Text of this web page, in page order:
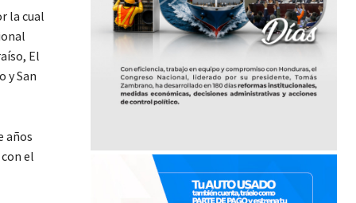
la cual
El
y San
años
el